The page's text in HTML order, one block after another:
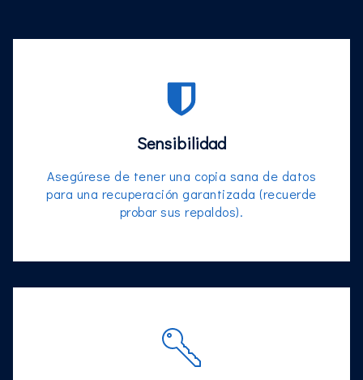
Sensibilidad
Asegúrese de tener una copia sana de datos
para una recuperación garantizada (recuerde
probar sus repaldos).